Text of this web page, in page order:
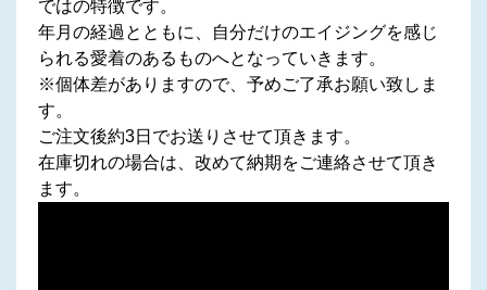
ではの特徴です。
年月の経過とともに、自分だけのエイジングを感じ
られる愛着のあるものへとなっていきます。
※個体差がありますので、予めご了承お願い致しま
す。
ご注文後約3日でお送りさせて頂きます。
在庫切れの場合は、改めて納期をご連絡させて頂き
ます。